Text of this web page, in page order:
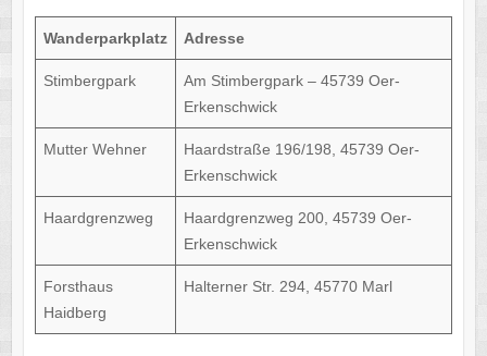
Wanderparkplatz Adresse
Stimbergpark
Am Stimbergpark – 45739 Oer-
Erkenschwick
Mutter Wehner
Haardstraße 196/198, 45739 Oer-
Erkenschwick
Haardgrenzweg
Haardgrenzweg 200, 45739 Oer-
Erkenschwick
Forsthaus
Haidberg
Halterner Str. 294, 45770 Marl